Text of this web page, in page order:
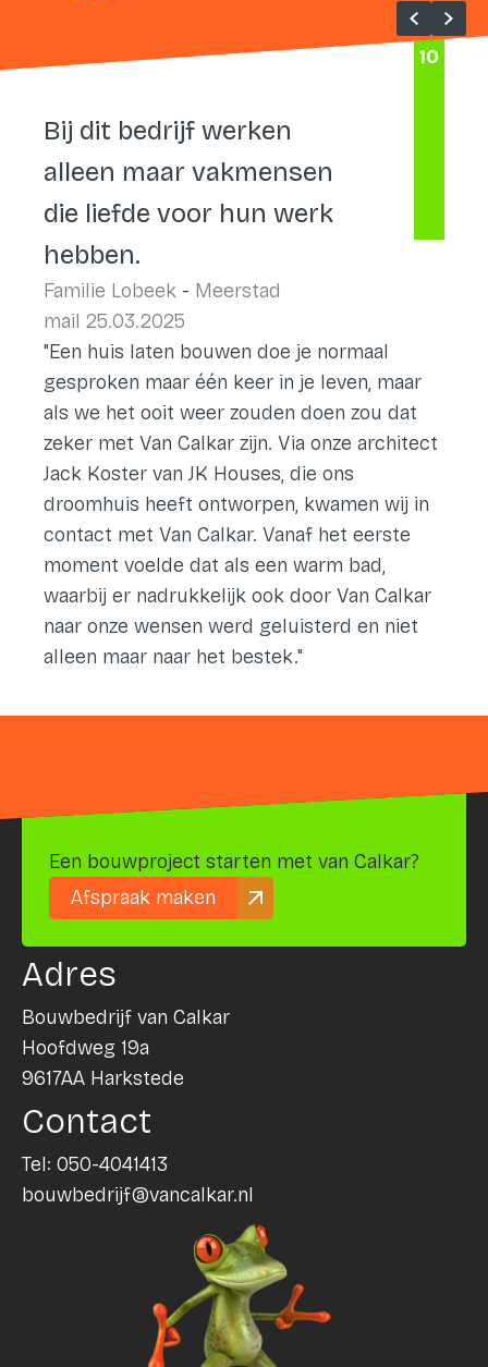
Bij dit bedrijf werken
alleen maar vakmensen
die liefde voor hun werk
hebben.
Familie Lobeek - Meerstad
mail 25.03.2025
"Een huis laten bouwen doe je normaal
gesproken maar één keer in je leven, maar
als we het ooit weer zouden doen zou dat
zeker met Van Calkar zijn. Via onze architect
Jack Koster van JK Houses, die ons
droomhuis heeft ontworpen, kwamen wij in
contact met Van Calkar. Vanaf het eerste
moment voelde dat als een warm bad,
waarbij er nadrukkelijk ook door Van Calkar
naar onze wensen werd geluisterd en niet
alleen maar naar het bestek."
10
Een bouwproject starten met van Calkar?
Afspraak maken
Adres
Bouwbedrijf van Calkar
Hoofdweg 19a
9617AA Harkstede
Contact
Tel: 050-4041413
bouwbedrijf@vancalkar.nl